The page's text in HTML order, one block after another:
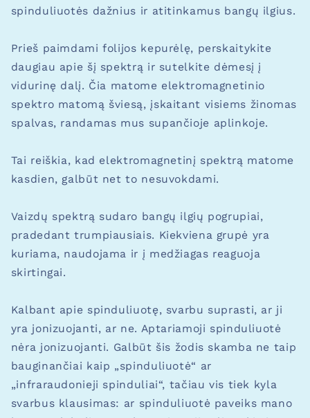
spinduliuotės dažnius ir atitinkamus bangų ilgius.
Prieš paimdami folijos kepurėlę, perskaitykite
daugiau apie šį spektrą ir sutelkite dėmesį į
vidurinę dalį. Čia matome elektromagnetinio
spektro matomą šviesą, įskaitant visiems žinomas
spalvas, randamas mus supančioje aplinkoje.
Tai reiškia, kad elektromagnetinį spektrą matome
kasdien, galbūt net to nesuvokdami.
Vaizdų spektrą sudaro bangų ilgių pogrupiai,
pradedant trumpiausiais. Kiekviena grupė yra
kuriama, naudojama ir į medžiagas reaguoja
skirtingai.
Kalbant apie spinduliuotę, svarbu suprasti, ar ji
yra jonizuojanti, ar ne. Aptariamoji spinduliuotė
nėra jonizuojanti. Galbūt šis žodis skamba ne taip
bauginančiai kaip „spinduliuotė“ ar
„infraraudonieji spinduliai“, tačiau vis tiek kyla
svarbus klausimas: ar spinduliuotė paveiks mano